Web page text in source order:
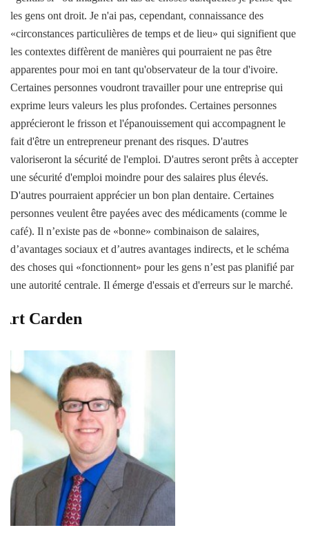
les gens ont droit. Je n'ai pas, cependant, connaissance des
«circonstances particulières de temps et de lieu» qui signifient que
les contextes diffèrent de manières qui pourraient ne pas être
apparentes pour moi en tant qu'observateur de la tour d'ivoire.
Certaines personnes voudront travailler pour une entreprise qui
exprime leurs valeurs les plus profondes. Certaines personnes
apprécieront le frisson et l'épanouissement qui accompagnent le
fait d'être un entrepreneur prenant des risques. D'autres
valoriseront la sécurité de l'emploi. D'autres seront prêts à accepter
une sécurité d'emploi moindre pour des salaires plus élevés.
D'autres pourraient apprécier un bon plan dentaire. Certaines
personnes veulent être payées avec des médicaments (comme le
café). Il n’existe pas de «bonne» combinaison de salaires,
d’avantages sociaux et d’autres avantages indirects, et le schéma
des choses qui «fonctionnent» pour les gens n’est pas planifié par
une autorité centrale. Il émerge d'essais et d'erreurs sur le marché.
Art Carden